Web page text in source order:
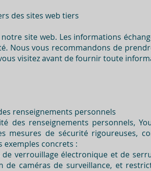
des sites web tiers
site web. Les informations
Nous vous recommandons de
visitez avant de fournir toute
renseignements personnels
des renseignements personnels,
mesures de sécurité rigoureuses,
exemples concrets :
verrouillage électronique et de
de caméras de surveillance, et